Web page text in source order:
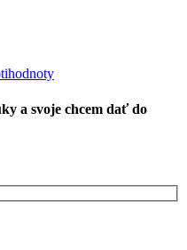
a svoje chcem dať do